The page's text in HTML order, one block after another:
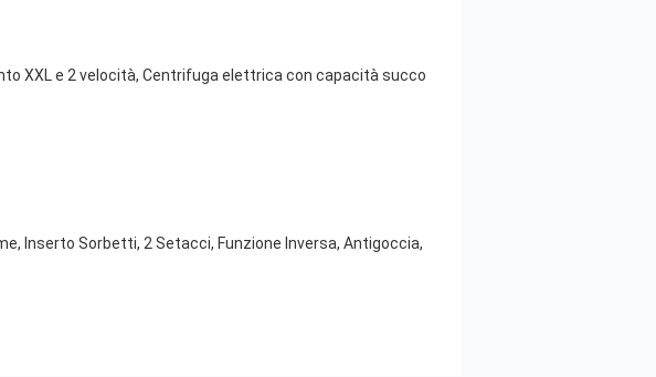
XXL e 2 velocità, Centrifuga elettrica con capacità succo
Inserto Sorbetti, 2 Setacci, Funzione Inversa, Antigoccia,